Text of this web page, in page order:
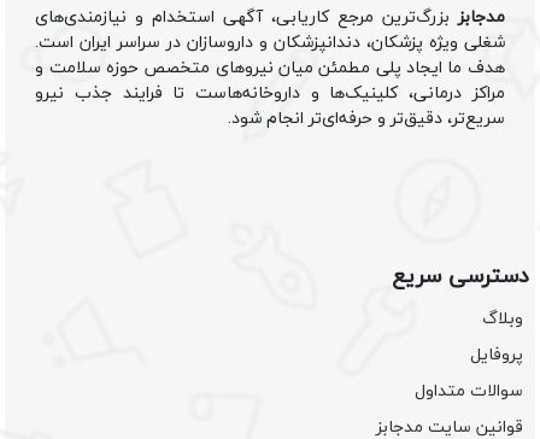
مدجابزبزرگ‌ترین مرجع کاریابی، آگهی استخدام و نیازمندی‌های
شغلی ویژه پزشکان، دندانپزشکان و داروسازان در سراسر ایران است.
هدف ما ایجاد پلی مطمئن میان نیروهای متخصص حوزه سلامت و
مراکز درمانی، کلینیک‌ها و داروخانه‌هاست تا فرایند جذب نیرو
سریع‌تر، دقیق‌تر و حرفه‌ای‌تر انجام شود.
دسترسی سریع
وبلاگ
پروفایل
سوالات متداول
قوانین سایت مدجابز